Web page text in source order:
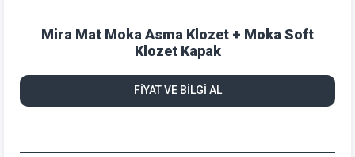
Mira Mat Moka Asma Klozet + Moka Soft
Klozet Kapak
FİYAT VE BİLGİ AL